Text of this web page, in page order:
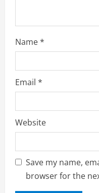
Name*
Email *
Website
Save my name,
browser for the